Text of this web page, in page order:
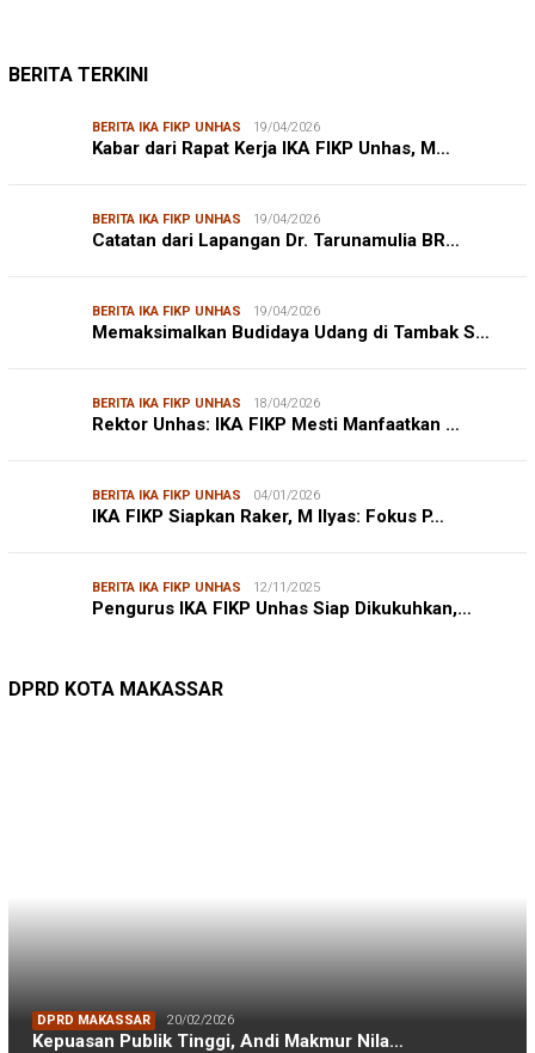
BERITA TERKINI
BERITA IKA FIKP UNHAS 19/04/2026
Kabar dari Rapat Kerja IKA FIKP Unhas, M…
BERITA IKA FIKP UNHAS 19/04/2026
Catatan dari Lapangan Dr. Tarunamulia BR…
BERITA IKA FIKP UNHAS 19/04/2026
Memaksimalkan Budidaya Udang di Tambak S…
BERITA IKA FIKP UNHAS 18/04/2026
Rektor Unhas: IKA FIKP Mesti Manfaatkan …
BERITA IKA FIKP UNHAS 04/01/2026
IKA FIKP Siapkan Raker, M Ilyas: Fokus P…
BERITA IKA FIKP UNHAS 12/11/2025
Pengurus IKA FIKP Unhas Siap Dikukuhkan,…
DPRD KOTA MAKASSAR
Kepuasan Publik Tinggi, Andi Makmur Nila…